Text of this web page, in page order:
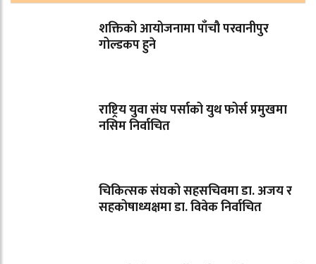
शक्तिको आयोजनामा पाँचौ परवानीपुर
गोल्डकप हुने
राष्ट्रिय युवा संघ पर्साको युथ फोर्स प्रमुखमा
नसिम निर्वाचित
चिकित्सक संघको सहसचिवमा डा. अजय र
सहकोषाध्यक्षमा डा. विवेक निर्वाचित